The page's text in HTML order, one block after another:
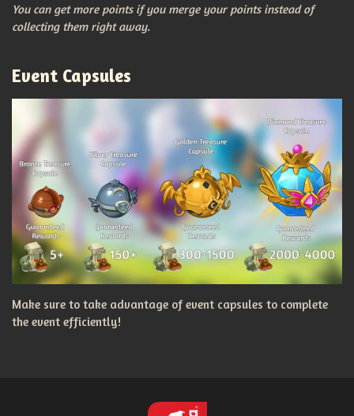
You can get more points if you merge your points instead of
collecting them right away.
Event Capsules
Make sure to take advantage of event capsules to complete
the event efficiently!